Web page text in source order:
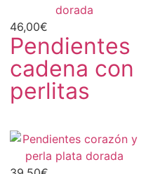
46,00€
Pendientes
cadena con
perlitas